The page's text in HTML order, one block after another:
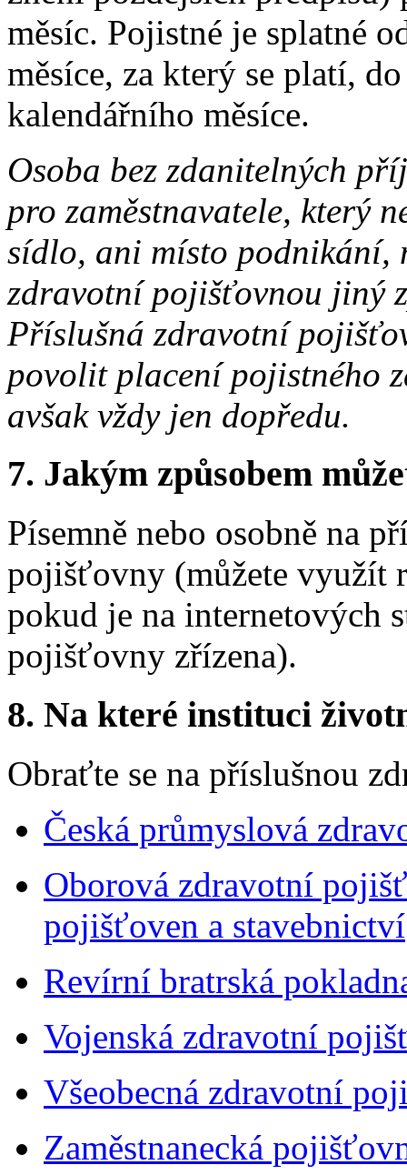
měsíc. Pojistné je splatné
měsíce, za který se platí,
kalendářního měsíce.
Osoba bez zdanitelných
pro zaměstnavatele, který
sídlo, ani místo podnikání,
zdravotní pojišťovnou jiný
Příslušná zdravotní
povolit placení pojistného
avšak vždy jen dopředu.
7. Jakým způsobem
Písemně nebo osobně na
pojišťovny (můžete využít
pokud je na internetových
pojišťovny zřízena).
8. Na které instituci
Obraťte se na příslušnou
Česká průmyslová
Oborová zdravotní
pojišťoven a stavebnictví
Revírní bratrská
Vojenská zdravotní
Všeobecná zdravotní
Zaměstnanecká